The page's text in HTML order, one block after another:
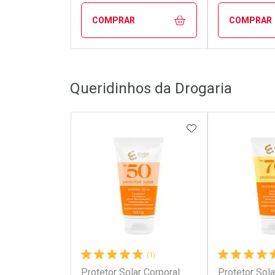
COMPRAR
Laboratório
Ativar Desconto
Por Menos
COMPRAR
Ativar
Por
Queridinhos da Drogaria
(1)
Protetor Solar Corporal
ADICIONAR AOS
Protetor